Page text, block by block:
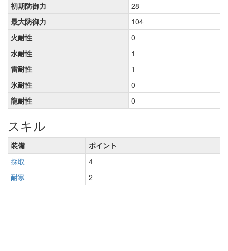
初期防御力
28
最大防御力
104
火耐性
0
水耐性
1
雷耐性
1
氷耐性
0
龍耐性
0
スキル
装備
ポイント
採取
4
耐寒
2